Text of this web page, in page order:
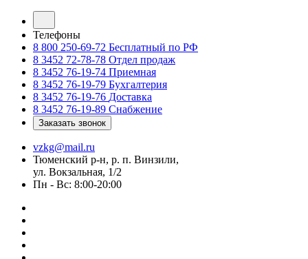
Телефоны
8 800 250-69-72 Бесплатный по РФ
8 3452 72-78-78 Отдел продаж
8 3452 76-19-74 Приемная
8 3452 76-19-79 Бухгалтерия
8 3452 76-19-76 Доставка
8 3452 76-19-89 Снабжение
Заказать звонок
vzkg@mail.ru
Тюменский р-н, р. п. Винзили,
ул. Вокзальная, 1/2
Пн - Вс: 8:00-20:00